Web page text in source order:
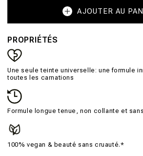
AJOUTER AU
PROPRIÉTÉS
Une seule teinte universelle: une formule
toutes les carnations
Formule longue tenue, non collante et
100% vegan & beauté sans cruauté.*